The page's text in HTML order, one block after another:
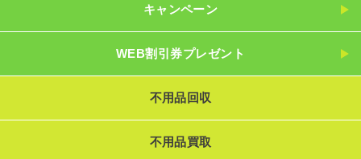
キャンペーン
WEB割引券プレゼント
不用品回収
不用品買取